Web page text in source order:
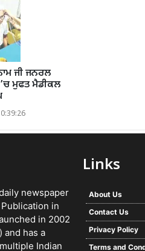
ਜੀ ਜਨਰਲ
ਮੁਫਤ ਮੈਡੀਕਲ
newspaper
in
in 2002
and has a
Indian
Links
About Us
Contact Us
Privacy Policy
Terms and